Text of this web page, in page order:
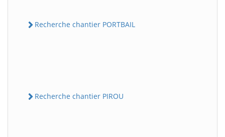
Recherche chantier PORTBAIL
Recherche chantier PIROU